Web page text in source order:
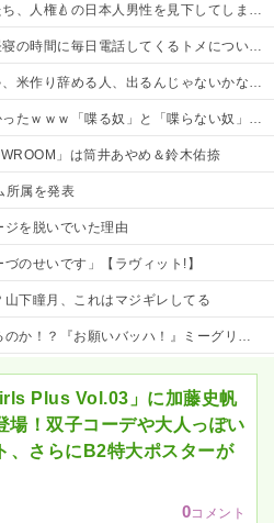
権🍐の日本人男性を見下してしまうｗｗｗｗ 他
「ボケ入ってんのか！」怒鳴ってガチャ切りした結果ｗｗ←妊婦の睡眠を邪魔する奴は容赦しない
り辞める人、出るんじゃないかなあ？？」
喋る奴」と「喋らない奴」で人格に差がある模様
」は筒井あやめ＆鈴木佑捺
所属を発表
ジを脱いでいた理由
のせいです」【ラヴィット!】
山下瞳月、これはマジギレしてる
？『お願いバッハ！』ミーグリ日程がこちら
Plus Vol.03」に加藤史帆
場！双子コーデや大人っぽい
、さらにB2特大ポスターが
0コメント